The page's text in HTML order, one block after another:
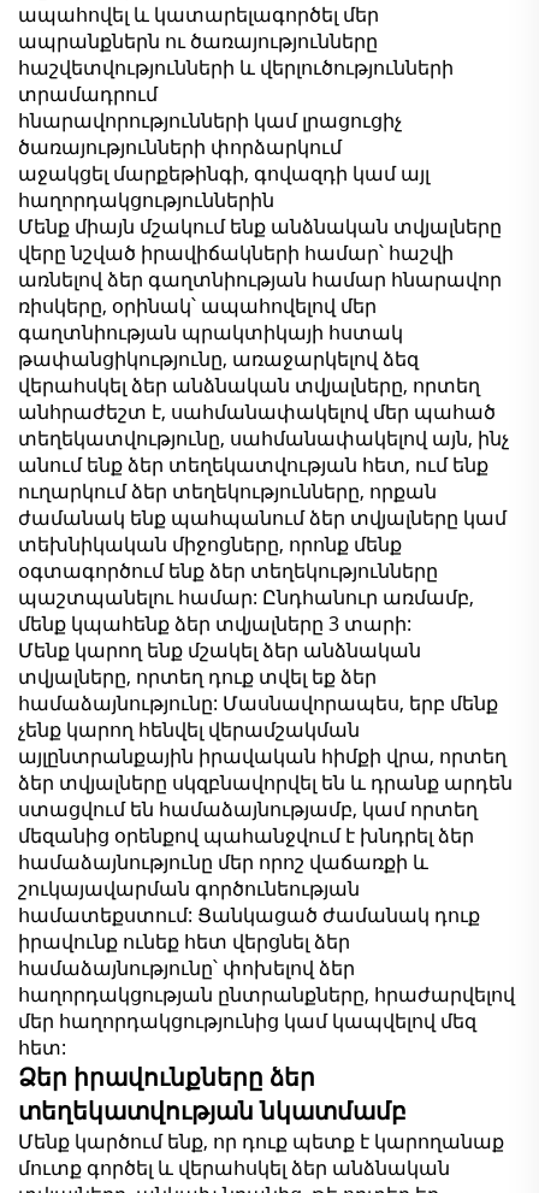
ապահովել և կատարելագործել մեր
ապրանքներն ու ծառայությունները
հաշվետվությունների և վերլուծությունների
տրամադրում
հնարավորությունների կամ լրացուցիչ
ծառայությունների փորձարկում
աջակցել մարքեթինգի, գովազդի կամ այլ
հաղորդակցություններին
Մենք միայն մշակում ենք անձնական տվյալները
վերը նշված իրավիճակների համար՝ հաշվի
առնելով ձեր գաղտնիության համար հնարավոր
ռիսկերը, օրինակ՝ ապահովելով մեր
գաղտնիության պրակտիկայի հստակ
թափանցիկությունը, առաջարկելով ձեզ
վերահսկել ձեր անձնական տվյալները, որտեղ
անհրաժեշտ է, սահմանափակելով մեր պահած
տեղեկատվությունը, սահմանափակելով այն, ինչ
անում ենք ձեր տեղեկատվության հետ, ում ենք
ուղարկում ձեր տեղեկությունները, որքան
ժամանակ ենք պահպանում ձեր տվյալները կամ
տեխնիկական միջոցները, որոնք մենք
օգտագործում ենք ձեր տեղեկությունները
պաշտպանելու համար: Ընդհանուր առմամբ,
մենք կպահենք ձեր տվյալները 3 տարի:
Մենք կարող ենք մշակել ձեր անձնական
տվյալները, որտեղ դուք տվել եք ձեր
համաձայնությունը: Մասնավորապես, երբ մենք
չենք կարող հենվել վերամշակման
այլընտրանքային իրավական հիմքի վրա, որտեղ
ձեր տվյալները սկզբնավորվել են և դրանք արդեն
ստացվում են համաձայնությամբ, կամ որտեղ
մեզանից օրենքով պահանջվում է խնդրել ձեր
համաձայնությունը մեր որոշ վաճառքի և
շուկայավարման գործունեության
համատեքստում: Ցանկացած ժամանակ դուք
իրավունք ունեք հետ վերցնել ձեր
համաձայնությունը՝ փոխելով ձեր
հաղորդակցության ընտրանքները, հրաժարվելով
մեր հաղորդակցությունից կամ կապվելով մեզ
հետ:
Ձեր իրավունքները ձեր
տեղեկատվության նկատմամբ
Մենք կարծում ենք, որ դուք պետք է կարողանաք
մուտք գործել և վերահսկել ձեր անձնական